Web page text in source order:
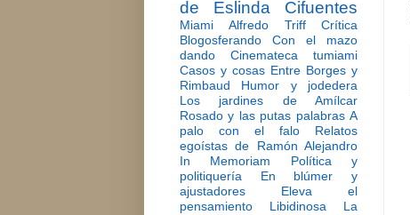
de Eslinda Cifuentes
Miami Alfredo Triff
Crítica
Blogosferando
Con el mazo
dando
Cinemateca tumiami
Casos y cosas Entre Borges y
Rimbaud
Humor y jodedera
Los jardines de Amílcar
Rosado y las putas palabras A
palo con el falo
Relatos
egoístas de Ramón Alejandro
In Memoriam
Política y
politiquería
En blúmer y
ajustadores
Eleva el
pensamiento
Libidinosa
La